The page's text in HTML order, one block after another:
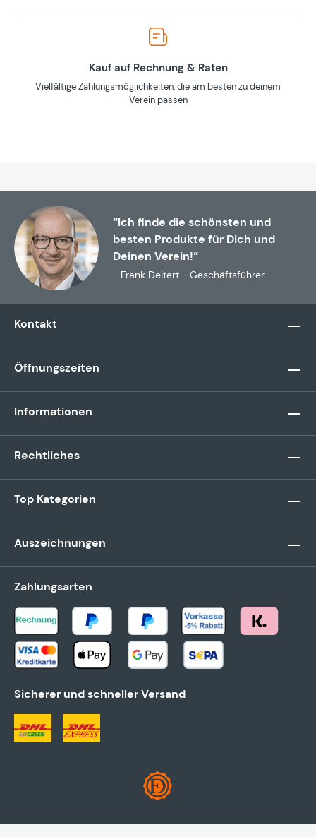
Kauf auf Rechnung & Raten
Vielfältige Zahlungsmöglichkeiten, die am besten zu deinem
Verein passen
“Ich finde die schönsten und
besten Produkte für Dich und
Deinen Verein!”
- Frank Deitert - Geschäftsführer
Kontakt
Öffnungszeiten
Informationen
Rechtliches
Top Kategorien
Auszeichnungen
Zahlungsarten
Sicherer und schneller Versand